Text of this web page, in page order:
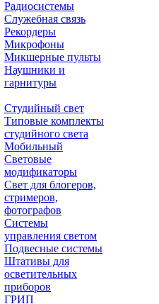
Радиосистемы
Служебная связь
Рекордеры
Микрофоны
Микшерные пульты
Наушники и
гарнитуры
Студийный свет
Типовые комплекты
студийного света
Мобильный
Световые
модификаторы
Свет для блогеров,
стримеров,
фотографов
Системы
управления светом
Подвесные системы
Штативы для
осветительных
приборов
ГРИП